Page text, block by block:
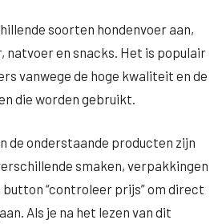
soorten hondenvoer aan,
natvoer en snacks. Het is populair
vanwege de hoge kwaliteit en de
die worden gebruikt.
de onderstaande producten zijn
smaken, verpakkingen
“controleer prijs” om direct
Als je na het lezen van dit